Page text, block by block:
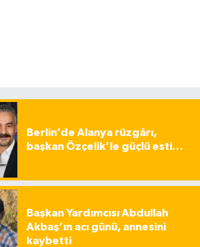
Berlin’de Alanya rüzgârı,
başkan Özçelik’le güçlü esti…
Başkan Yardımcısı Abdullah
Akbaş’ın acı günü, annesini
kaybetti